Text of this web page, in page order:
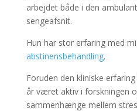
arbejdet både i den
sengeafsnit.
Hun har stor erfaring med
abstinensbehandling.
Foruden den kliniske
år været aktiv i forskningen
sammenhænge mellem